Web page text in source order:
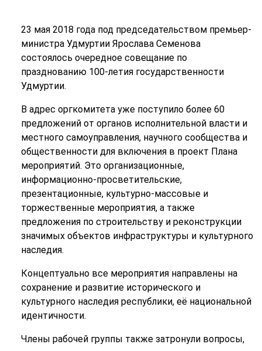
23 мая 2018 года под председательством премьер-
министра Удмуртии Ярослава Семенова
состоялось очередное совещание по
празднованию 100-летия государственности
Удмуртии.
В адрес оргкомитета уже поступило более 60
предложений от органов исполнительной власти и
местного самоуправления, научного сообщества и
общественности для включения в проект Плана
мероприятий. Это организационные,
информационно-просветительские,
презентационные, культурно-массовые и
торжественные мероприятия, а также
предложения по строительству и реконструкции
значимых объектов инфраструктуры и культурного
наследия.
Концептуально все мероприятия направлены на
сохранение и развитие исторического и
культурного наследия республики, её национальной
идентичности.
Члены рабочей группы также затронули вопросы,